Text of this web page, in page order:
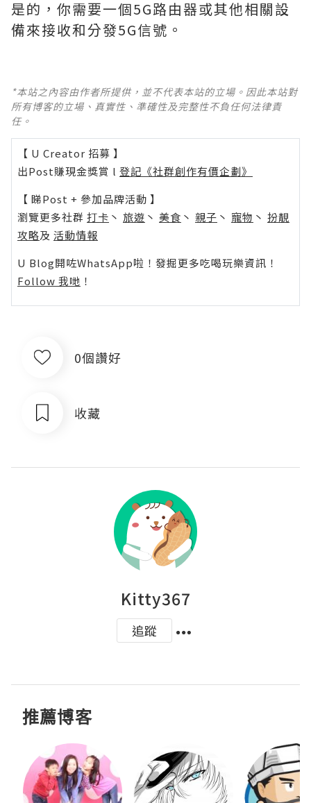
是的，你需要一個5G路由器或其他相關設
備來接收和分發5G信號。
*本站之內容由作者所提供，並不代表本站的立場。因此本站對
所有博客的立場、真實性、準確性及完整性不負任何法律責
任。
【 U Creator 招募 】
出Post賺現金獎賞 l 登記《社群創作有價企劃》
【 睇Post + 參加品牌活動 】
瀏覽更多社群 打卡 丶 旅遊 丶 美食 丶 親子 丶 寵物 丶 扮靚
攻略及 活動情報
U Blog開咗WhatsApp啦！發掘更多吃喝玩樂資訊！
Follow 我哋 ！
0個讚好
收藏
Kitty367
追蹤
推薦博客